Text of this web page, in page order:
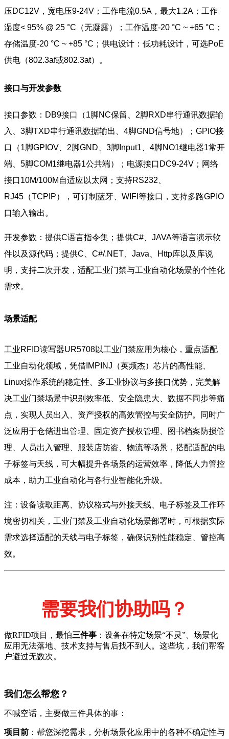
压DC12V，宽电压9-24V；工作电流0.5A，最大1.2A；工作
湿度< 95% @ 25 °C（无凝露）；工作温度-20 °C ~ +65 °C；
存储温度-20 °C ~ +85 °C；供电设计：低功耗设计，可选PoE
供电（802.3af或802.3at）。
接口与开发参数
接口参数：DB9接口（1脚NC保留、2脚RXD串行通讯数据输
入、3脚TXD串行通讯数据输出、4脚GND信号地）；GPIO接
口（1脚GPIOV、2脚GND、3脚Input1、4脚NO1继电器1常开
端、5脚COM1继电器1公共端）；电源接口DC9-24V；网络
接口10M/100M自适应以太网；支持RS232、
RJ45（TCPIP），可订制蓝牙、WIFI等接口，支持多路GPIO
口输入输出。
开发参数：提供C语言指令集；提供C#、JAVA等语言演示软
件以及源代码；提供C、C#/.NET、Java、Http库以及库说
明，支持二次开发，适配工业门禁与工业自动化场景的个性化
需求。
场景适配
工业RFID读写器UR5708以工业门禁应用为核心，重点适配
工业自动化领域，凭借IMPINJ（英频杰）芯片的高性能、
Linux操作系统的稳定性、多工业协议与多接口优势，完美解
决工业门禁场景中识别效率低、安全隐患大、数据不同步等痛
点，实现人员出入、资产授权的高效管控与安全防护。同时广
泛应用于仓储进出管理、固定资产授权管理、图书档案防损管
理、人员出入管理、服装店防盗、物流等场景，搭配适配的电
子标签与天线，可大幅提升各场景的运营效率，降低人力管控
成本，助力工业自动化与各行业智能化升级。
注：设备读取距离、协议格式与外接天线、电子标签及工作环
境密切相关，工业门禁及工业自动化场景部署时，可根据实际
需求选择适配的天线与电子标签，确保识别性能稳定、管控高
效。
需要我们协助吗？
做RFID项目，最怕三件事 ：设备在特定场景“不灵”、场景化
应用无法落地、技术支持与售后找不到人。这些坑，我们帮客
户避过无数次。
我们怎么帮您？
不喊空话，主要做三件具体的事：
项目前 ：帮您深挖需求，分析场景化应用中的各种不确定性与